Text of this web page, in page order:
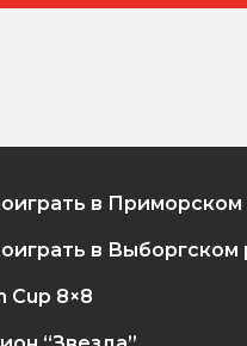
в Приморском
в Выборгском
Cup 8×8